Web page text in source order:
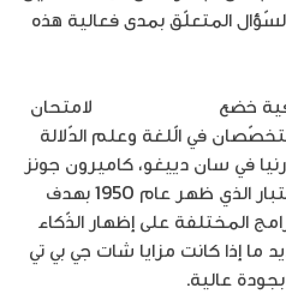
المتعلّق بمدى فعالية هذه
خضع
لامتحان
في الّلغة وعلم الدّلالة
في سان دييغو، كاميرون جونز
وبنجامين بيرغن. ويأتي هذا الاختبار الذي ظهر عام 1950 بهدف
المختلفة على إظهار الذّكاء
إذا كانت مزايا شات جي بي تي
عالية.